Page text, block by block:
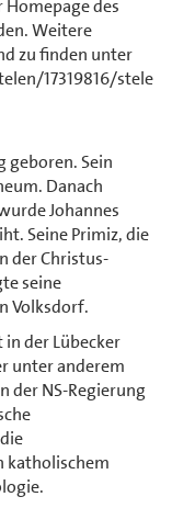
des
Weitere
zu finden unter
17319816/stele
geboren. Sein
Danach
Johannes
Seine Primiz, die
der Christus-
seine
Volksdorf.
in der Lübecker
unter anderem
der NS-Regierung
katholischem